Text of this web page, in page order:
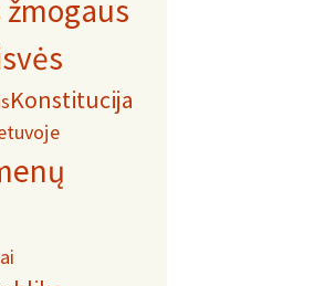
Konstitucija